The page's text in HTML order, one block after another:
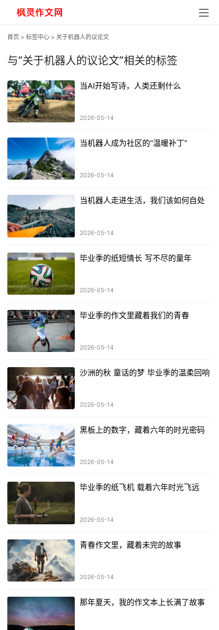
首页 > 标签中心 > 关于机器人的议论文
与“关于机器人的议论文”相关的标签
当AI开始写诗，人类还剩什么
2026-05-14
当机器人成为社区的“温暖补丁”
2026-05-14
当机器人走进生活，我们该如何自处
2026-05-14
毕业季的纸短情长 写不尽的童年
2026-05-14
毕业季的作文里藏着我们的青春
2026-05-14
沙洲的秋 童话的梦 毕业季的温柔回响
2026-05-14
黑板上的数字，藏着六年的时光密码
2026-05-14
毕业季的纸飞机 载着六年时光飞远
2026-05-14
青春作文里，藏着未完的故事
2026-05-14
那年夏天，我的作文本上长满了故事